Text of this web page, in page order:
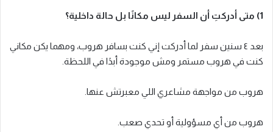
1) متى أدركتِ أن السفر ليس مكانًا بل حالة داخلية؟
بعد ٤ سنين سفر لما أدركت إني كنت بسافر هروب، ومهما يكن مكاني
كنت في هروب مستمر ومش موجودة أبدًا في اللحظة.
هروب من مواجهة مشاعري اللي معبرتش عنها.
هروب من أي مسؤولية أو تحدي صعب.